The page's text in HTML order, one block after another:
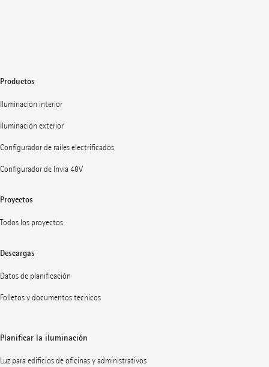
Productos
Iluminación interior
Iluminación exterior
Configurador de raíles electrificados
Configurador de Invia 48V
Proyectos
Todos los proyectos
Descargas
Datos de planificación
Folletos y documentos técnicos
Planificar la iluminación
Luz para edificios de oficinas y administrativos